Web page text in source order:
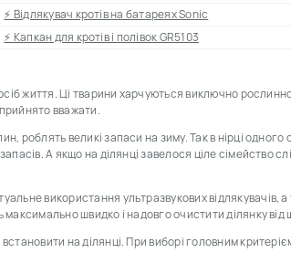
⚡ Відлякувач кротів на батареях Sonic
⚡ Капкан для кротів і полівок GR5103
життя. Ці тварини харчуються виключно
вважати.
роблять великі запаси на зиму. Так в нірці
А якщо на ділянці завелося ціле сімейство
використання ультразвукових відлякувачів,
швидко і надовго очистити ділянку від
на ділянці. При виборі головним